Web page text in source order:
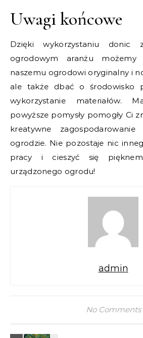
Uwagi końcowe
Dzięki wykorzystaniu donic
ogrodowym aranżu
naszemu ogrodowi oryginalny i
ale także dbać o środowisko
wykorzystanie materiałów.
powyższe pomysły pomogły Ci
kreatywne
ogrodzie. Nie pozostaje nic
pracy i cieszyć się
urządzonego ogrodu!
admin
No Comments